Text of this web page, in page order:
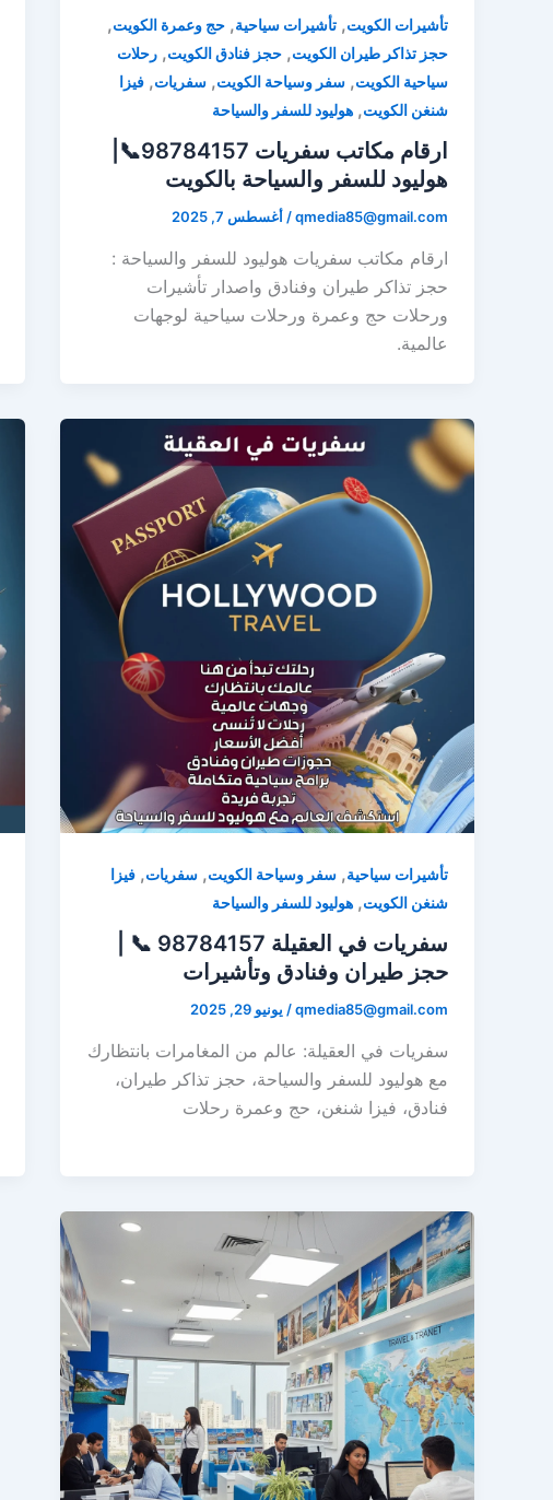
تأشيرات الكويت, تأشيرات سياحية, حج وعمرة الكويت,
حجز تذاكر طيران الكويت, حجز فنادق الكويت, رحلات
سياحية الكويت, سفر وسياحة الكويت, سفريات, فيزا
شنغن الكويت, هوليود للسفر والسياحة
ارقام مكاتب سفريات 98784157📞|
هوليود للسفر والسياحة بالكويت
qmedia85@gmail.com
/أغسطس 7, 2025
ارقام مكاتب سفريات هوليود للسفر والسياحة :
حجز تذاكر طيران وفنادق واصدار تأشيرات
ورحلات حج وعمرة ورحلات سياحية لوجهات
عالمية.
تأشيرات سياحية, سفر وسياحة الكويت, سفريات, فيزا
شنغن الكويت, هوليود للسفر والسياحة
سفريات في العقيلة 98784157 📞 |
حجز طيران وفنادق وتأشيرات
qmedia85@gmail.com
/ يونيو 29, 2025
سفريات في العقيلة: عالم من المغامرات بانتظارك
مع هوليود للسفر والسياحة، حجز تذاكر طيران،
فنادق، فيزا شنغن، حج وعمرة رحلات